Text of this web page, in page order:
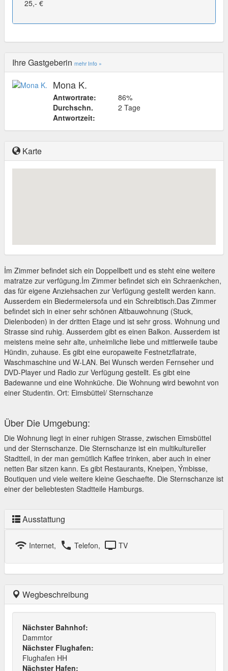
25,- €
Ihre Gastgeberin mehr Info »
Mona K.
Antwortrate:
86%
Durchschn.
Antwortzeit:
2 Tage
Karte
İm Zimmer befindet sich ein Doppellbett und es steht eine weitere
matratze zur verfügung.İm Zimmer befindet sich ein Schraenkchen,
das für eigene Anziehsachen zur Verfügung gestellt werden kann.
Ausserdem ein Biedermeiersofa und ein Schreibtisch.Das Zimmer
befindet sich in einer sehr schönen Altbauwohnung (Stuck,
Dielenboden) in der dritten Etage und ist sehr gross. Wohnung und
Strasse sind ruhig. Ausserdem gibt es einen Balkon. Ausserdem ist
meistens meine sehr alte, unheimliche liebe und mittlerweile taube
Hündin, zuhause. Es gibt eine europaweite Festnetzflatrate,
Waschmaschine und W-LAN. Bei Wunsch werden Fernseher und
DVD-Player und Radio zur Verfügung gestellt. Es gibt eine
Badewanne und eine Wohnküche. Die Wohnung wird bewohnt von
einer Studentin. Ort: Eimsbüttel/ Sternschanze
Über Die Umgebung:
Die Wohnung liegt in einer ruhigen Strasse, zwischen Eimsbüttel
und der Sternschanze. Die Sternschanze ist ein multikultureller
Stadtteil, in der man gemütlich Kaffee trinken, aber auch in einer
netten Bar sitzen kann. Es gibt Restaurants, Kneipen, Ýmbisse,
Boutiquen und viele weitere kleine Geschaefte. Die Sternschanze ist
einer der beliebtesten Stadtteile Hamburgs.
Ausstattung
wifi Internet, local_phone Telefon, tv TV
Wegbeschreibung
Nächster Bahnhof:
Dammtor
Nächster Flughafen:
Flughafen HH
Nächster Hafen: